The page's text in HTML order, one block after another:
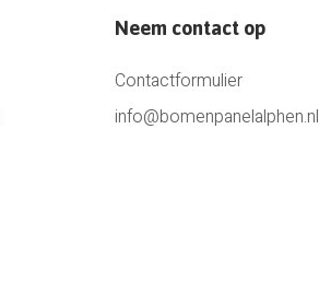
Neem contact op
Contactformulier
info@bomenpanelalphen.nl